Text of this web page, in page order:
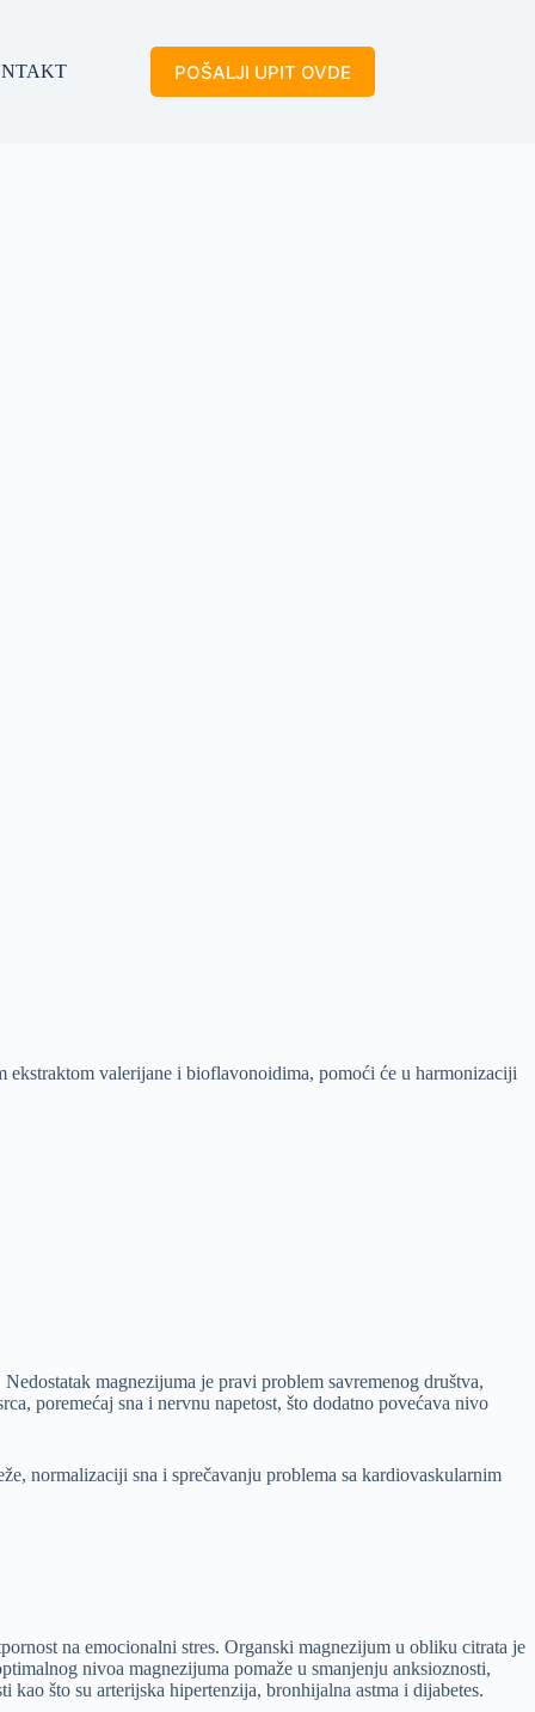
POŠALJI UPIT OVDE
valerijane i bioflavonoidima, pomoći će u harmonizaciji
magnezijuma je pravi problem savremenog društva,
poremećaj sna i nervnu napetost, što dodatno povećava nivo
normalizaciji sna i sprečavanju problema sa kardiovaskularnim
na emocionalni stres. Organski magnezijum u obliku citrata je
nivoa magnezijuma pomaže u smanjenju anksioznosti,
što su arterijska hipertenzija, bronhijalna astma i dijabetes.